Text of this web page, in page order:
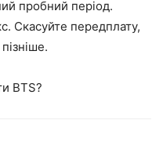
пробний період.
Скасуйте передплату,
BTS?